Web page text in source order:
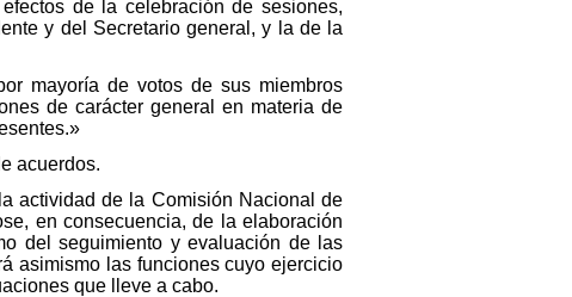
de la celebración de sesiones,
y del Secretario general, y la de la
mayoría de votos de sus miembros
de carácter general en materia de
acuerdos.
actividad de la Comisión Nacional de
en consecuencia, de la elaboración
del seguimiento y evaluación de las
asimismo las funciones cuyo ejercicio
que lleve a cabo.